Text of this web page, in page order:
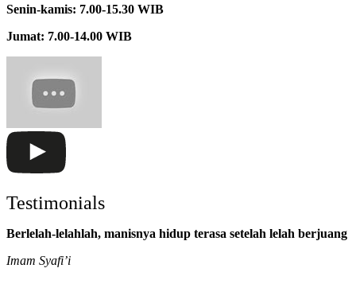
Senin-kamis: 7.00-15.30 WIB
Jumat: 7.00-14.00 WIB
Testimonials
Berlelah-lelahlah, manisnya hidup terasa setelah lelah berjuang
Imam Syafi’i